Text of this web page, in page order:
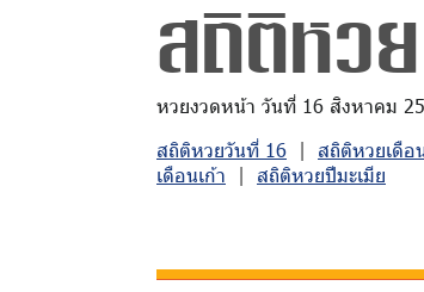
สถิติหว
หวยงวดหน้า วันที่ 16 สิงหาคม
สถิติหวยวันที่ 16 | สถิติหวยเดือ
เดือนเก้า | สถิติหวยปีมะเมีย